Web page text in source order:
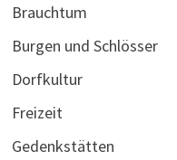
Brauchtum
Burgen und Schlösser
Dorfkultur
Freizeit
Gedenkstätten